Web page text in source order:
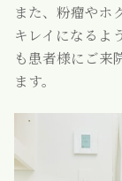
また、粉瘤やホ
キレイになるよ
も患者様にご来
ます。